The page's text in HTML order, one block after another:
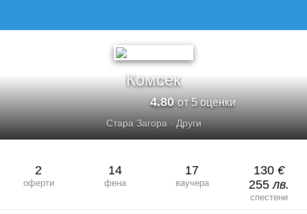
Комсек
4.80от 5 оценки
Стара Загора· Други
2
оферти
14
фена
17
ваучера
130 €
255лв.
спестени